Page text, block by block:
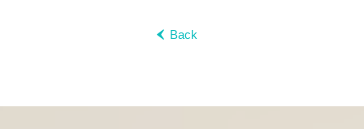
‹ Back